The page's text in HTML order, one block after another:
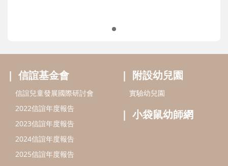
信誼基金會
信誼兒童發展國際研討會
2022信誼年度報告
2023信誼年度報告
2024信誼年度報告
2025信誼年度報告
附設幼兒園
實驗幼兒園
小袋鼠幼師網